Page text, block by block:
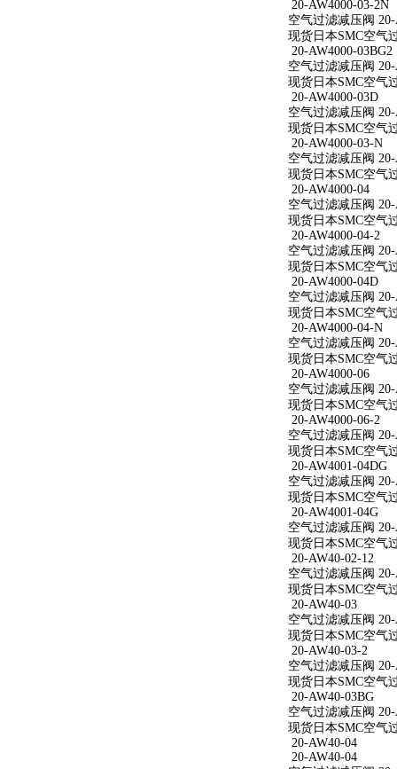
20-AW4000-03-2N
空气过滤减压阀
现货日本SMC空气
20-AW4000-03BG2
空气过滤减压阀 20-
现货日本SMC空气
20-AW4000-03D
空气过滤减压阀 20-
现货日本SMC空气
20-AW4000-03-N
空气过滤减压阀
现货日本SMC空气
20-AW4000-04
空气过滤减压阀 20-
现货日本SMC空气
20-AW4000-04-2
空气过滤减压阀 20-
现货日本SMC空气
20-AW4000-04D
空气过滤减压阀 20-
现货日本SMC空气
20-AW4000-04-N
空气过滤减压阀
现货日本SMC空气
20-AW4000-06
空气过滤减压阀 20-
现货日本SMC空气
20-AW4000-06-2
空气过滤减压阀 20-
现货日本SMC空气
20-AW4001-04DG
空气过滤减压阀 20-
现货日本SMC空气
20-AW4001-04G
空气过滤减压阀 20-
现货日本SMC空气
20-AW40-02-12
空气过滤减压阀 20-
现货日本SMC空气
20-AW40-03
空气过滤减压阀 20-
现货日本SMC空气
20-AW40-03-2
空气过滤减压阀
现货日本SMC空气
20-AW40-03BG
空气过滤减压阀 20-
现货日本SMC空气
20-AW40-04
20-AW40-04